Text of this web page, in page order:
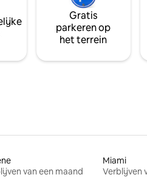
Gratis
parkeren op
het terrein
van een maand
Miami
Verblijven